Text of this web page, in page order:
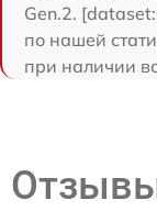
Gen.2.
по нашей
при наличии